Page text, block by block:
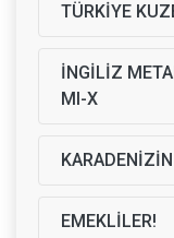
TÜRKİYE
İNGİLİZ
MI-X
EMEKLİLER!